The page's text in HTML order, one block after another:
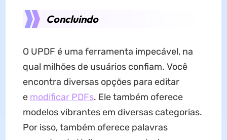
Concluindo
O UPDF é uma ferramenta impecável, na
qual milhões de usuários confiam. Você
encontra diversas opções para editar
e modificar PDFs. Ele também oferece
modelos vibrantes em diversas categorias.
Por isso, também oferece palavras